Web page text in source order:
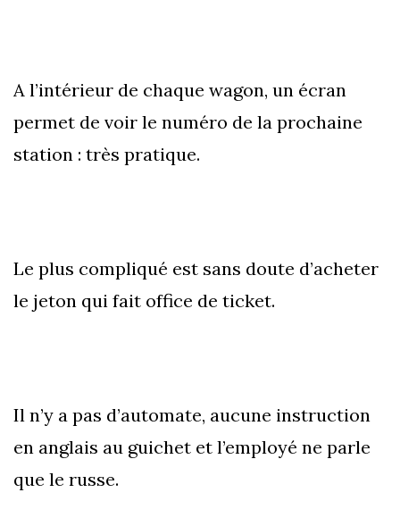
A l’intérieur de chaque wagon, un écran
permet de voir le numéro de la prochaine
station : très pratique.
Le plus compliqué est sans doute d’acheter
le jeton qui fait office de ticket.
Il n’y a pas d’automate, aucune instruction
en anglais au guichet et l’employé ne parle
que le russe.